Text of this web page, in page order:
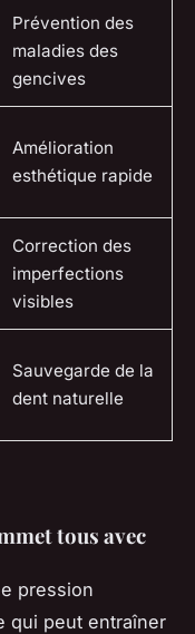
Prévention des
maladies des
gencives
Amélioration
esthétique rapide
Correction des
imperfections
visibles
Sauvegarde de la
dent naturelle
tous avec
pression
qui peut entraîner